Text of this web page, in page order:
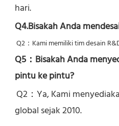
hari.
Q4.Bisakah Anda
Q2： Kami memiliki tim desain
Q5： Bisakah Anda
pintu ke pintu?
Q2：Ya, Kami
global sejak 2010.